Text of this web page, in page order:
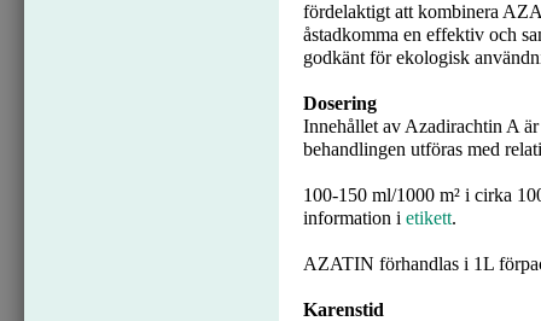
fördelaktigt att kombinera
åstadkomma en effektiv och
godkänt för ekologisk
Dosering
Innehållet av Azadirachtin A
behandlingen utföras med
100-150 ml/1000 m² i cirka
information i etikett.
AZATIN förhandlas i 1L
Karenstid